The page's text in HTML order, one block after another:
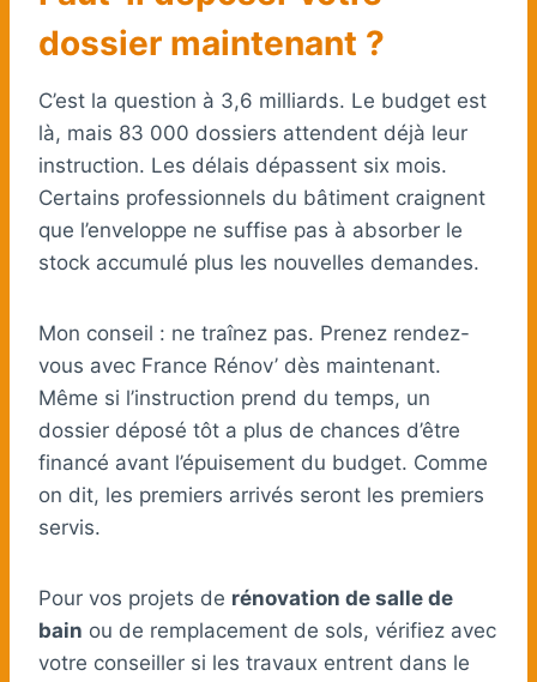
dossier maintenant ?
C’est la question à 3,6 milliards. Le budget est
là, mais 83 000 dossiers attendent déjà leur
instruction. Les délais dépassent six mois.
Certains professionnels du bâtiment craignent
que l’enveloppe ne suffise pas à absorber le
stock accumulé plus les nouvelles demandes.
Mon conseil : ne traînez pas. Prenez rendez-
vous avec France Rénov’ dès maintenant.
Même si l’instruction prend du temps, un
dossier déposé tôt a plus de chances d’être
financé avant l’épuisement du budget. Comme
on dit, les premiers arrivés seront les premiers
servis.
Pour vos projets de rénovation de salle de
bain ou de remplacement de sols, vérifiez avec
votre conseiller si les travaux entrent dans le